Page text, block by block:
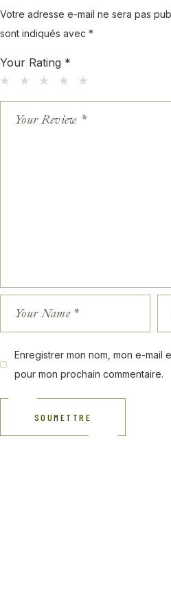
Votre adresse e-mail ne sera pas
sont indiqués avec *
Your Rating *
Enregistrer mon nom, mon e-mail
pour mon prochain commentaire.
SOUMETTRE